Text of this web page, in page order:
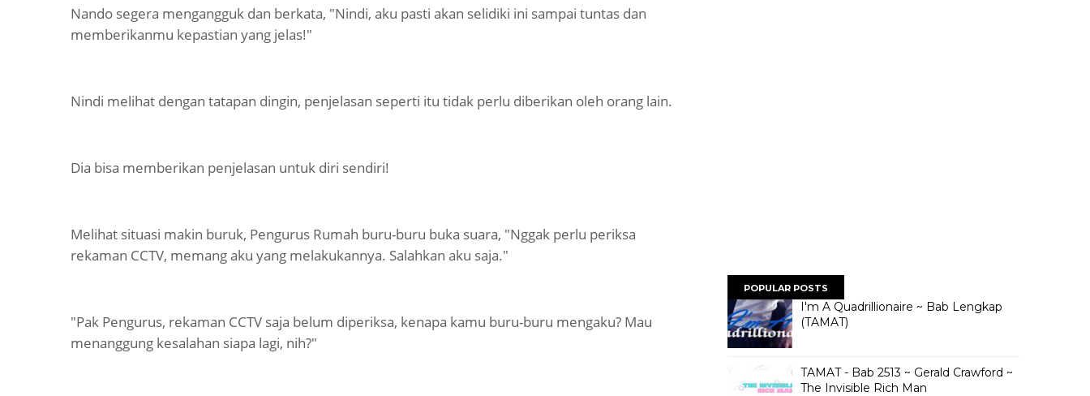
Nando segera mengangguk dan berkata, "Nindi, aku pasti akan selidiki ini sampai tuntas dan
memberikanmu kepastian yang jelas!"
Nindi melihat dengan tatapan dingin, penjelasan seperti itu tidak perlu diberikan oleh orang lain.
Dia bisa memberikan penjelasan untuk diri sendiri!
Melihat situasi makin buruk, Pengurus Rumah buru-buru buka suara, "Nggak perlu periksa
rekaman CCTV, memang aku yang melakukannya. Salahkan aku saja."
"Pak Pengurus, rekaman CCTV saja belum diperiksa, kenapa kamu buru-buru mengaku? Mau
menanggung kesalahan siapa lagi, nih?"
POPULAR POSTS
I'm A Quadrillionaire ~ Bab Lengkap
(TAMAT)
TAMAT - Bab 2513 ~ Gerald Crawford ~
The Invisible Rich Man